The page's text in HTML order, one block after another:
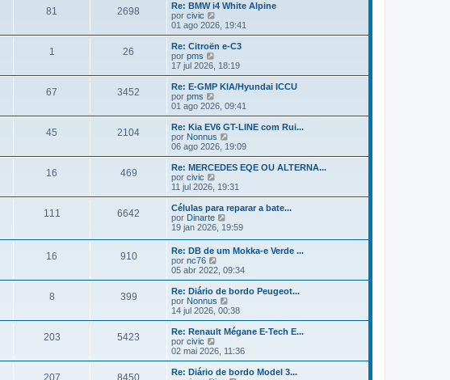
g
m
e
s
a
g
m
ú
l
t
i
m
M
e
n
a
g
e
m
81 2698
Re: BMW i4 White Alpine
por civic
e
j
a
ú
t
m
a
e
n
s
a
g
m
01 ago 2026, 19:41
1 26
Re: Citroën e-C3
por pms
e
j
a
ú
t
i
m
a
e
s
a
g
e
m
17 jul 2026, 18:19
67 3452
Re: E-GMP KIA/Hyundai ICCU
por pms
e
j
a
a
ú
t
i
m
a
e
n
s
a
g
e
m
01 ago 2026, 09:41
45 2104
Re: Kia EV6 GT-LINE com Rui...
por Nonnus
e
j
a
ú
i
m
a
M
e
s
a
g
m
06 ago 2026, 19:09
16 469
Re: MERCEDES EQE OU ALTERNA...
por civic
e
j
a
a
ú
l
t
i
m
a
M
e
n
s
a
g
m
11 jul 2026, 19:31
111 6642
Células para reparar a bate...
por Dinarte
e
a
ú
l
t
m
a
M
e
s
a
g
19 jan 2026, 19:59
16 910
Re: DB de um Mokka-e Verde ...
por nc76
e
j
a
a
ú
t
i
m
a
e
05 abr 2022, 09:34
8 399
Re: Diário de bordo Peugeot...
por Nonnus
e
j
a
ú
t
i
14 jul 2026, 00:38
203 5423
Re: Renault Mégane E-Tech E...
por civic
e
j
a
02 mai 2026, 11:36
207 8450
Re: Diário de bordo Model 3...